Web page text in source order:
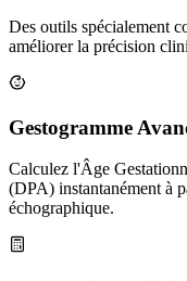
Des outils spécialement
améliorer la précision
Gestogramme
Calculez l'Âge
(DPA) instantanément à
échographique.